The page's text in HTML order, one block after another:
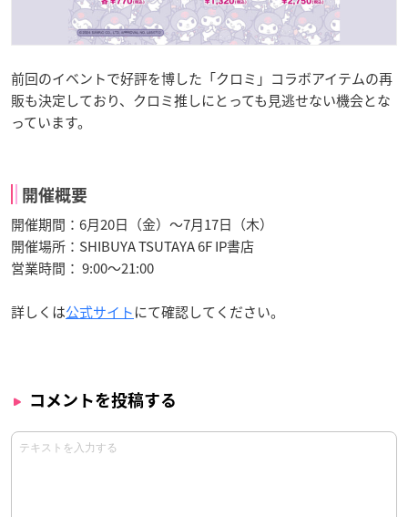
前回のイベントで好評を博した「クロミ」コラボアイテムの再
販も決定しており、クロミ推しにとっても見逃せない機会とな
っています。
開催概要
開催期間：6月20日（金）～7月17日（木）
開催場所：SHIBUYA TSUTAYA 6F IP書店
営業時間： 9:00～21:00
詳しくは公式サイトにて確認してください。
コメントを投稿する